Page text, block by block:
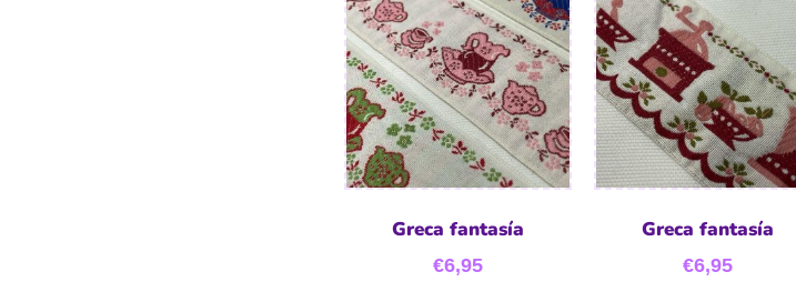
Greca fantasía
€6,95
Greca fantasía
€6,95